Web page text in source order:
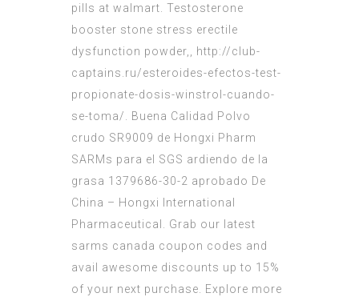
pills at walmart. Testosterone
booster stone stress erectile
dysfunction powder,, http://club-
captains.ru/esteroides-efectos-test-
propionate-dosis-winstrol-cuando-
se-toma/. Buena Calidad Polvo
crudo SR9009 de Hongxi Pharm
SARMs para el SGS ardiendo de la
grasa 1379686-30-2 aprobado De
China – Hongxi International
Pharmaceutical. Grab our latest
sarms canada coupon codes and
avail awesome discounts up to 15%
of your next purchase. Explore more